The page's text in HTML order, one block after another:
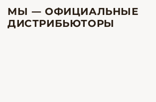
МЫ — ОФИЦИАЛЬНЫЕ
ДИСТРИБЬЮТОРЫ